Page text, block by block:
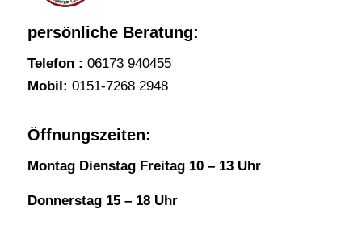
persönliche Beratung:
Telefon : 06173 940455
Mobil: 0151-7268 2948
Öffnungszeiten:
Montag Dienstag Freitag 10 – 13 Uhr
Donnerstag 15 – 18 Uhr